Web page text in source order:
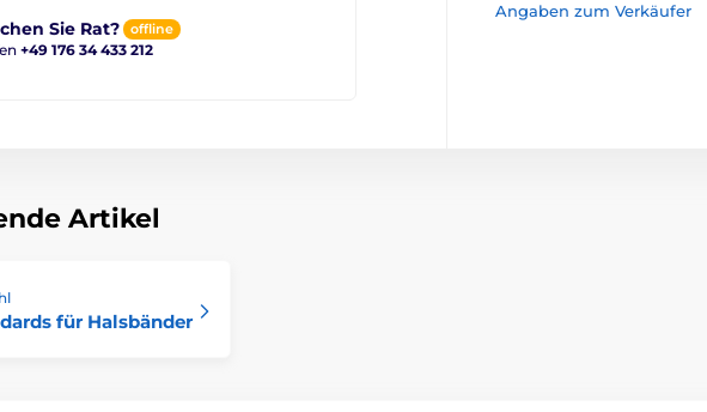
Sie Rat? offline
+49 176 34 433 212
Angaben zum Verkäufer
Artikel
für Halsbänder